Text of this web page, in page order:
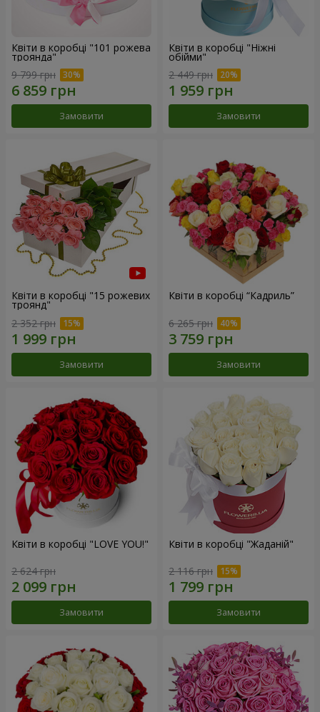
Квіти в коробці "101 рожева
троянда"
9 799 грн
Замовити
Квіти в коробці "Ніжні
обійми"
2 449 грн
Замовити
Квіти в коробці "15 рожевих
троянд"
2 352 грн
Замовити
Квіти в коробці “Кадриль”
6 265 грн
Замовити
Квіти в коробці "LOVE YOU!"
2 624 грн
Замовити
Квіти в коробці "Жаданій"
2 116 грн
Замовити